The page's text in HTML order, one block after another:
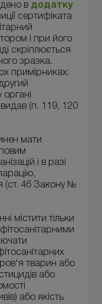
в додатку
сертифіката
і при його
скріплюється
зразка.
примірниках:
(п. 119, 120
мати
і в разі
(ст. 46 Закону №
містити тільки
тварин або
або
або якість